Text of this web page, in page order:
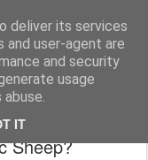
deliver its services
and user-agent are
and security
usage
IT
e os melhores discos. Não há cura, mas tem bom remédio!
Do Androids
Sheep?